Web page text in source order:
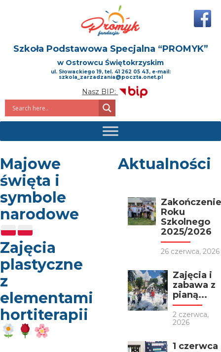
Szkoła Podstawowa Specjalna “PROMYK”
w Ostrowcu Świętokrzyskim
ul. Słowackiego 19, tel. 41 262 05 43, e-mail:
szkola_zarzadzania@poczta.onet.pl
Nasz BIP:
Majowe
święta i
symbole
narodowe
Zajęcia
plastyczne
z
elementami
hortiterapii
Aktualności
Zakończenie
Roku
Szkolnego
2025/2026
26 czerwca, 2026
Zajęcia i
zabawa z
pianą...
2 czerwca,
2026
1 czerwca